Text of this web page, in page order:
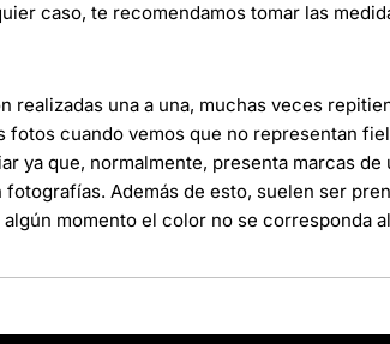
caso, te recomendamos tomar las
realizadas una a una, muchas veces
fotos cuando vemos que no representan
ya que, normalmente, presenta marcas
Además de esto, suelen ser
algún momento el color no se corresponda